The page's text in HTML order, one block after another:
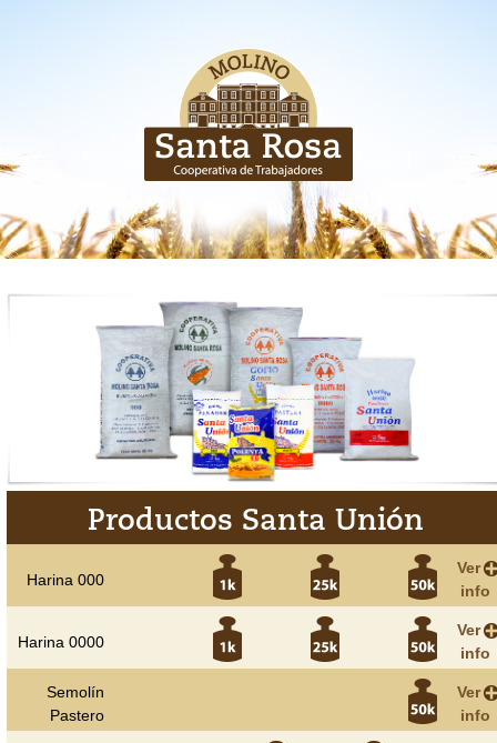
Productos Santa Unión
Harina 000
Ver
info
Harina 0000
Ver
info
Semolín
Pastero
Ver
info